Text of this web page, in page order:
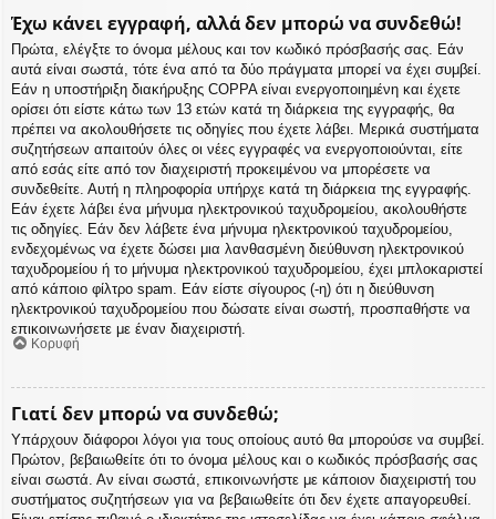
Έχω κάνει εγγραφή, αλλά δεν μπορώ να συνδεθώ!
Πρώτα, ελέγξτε το όνομα μέλους και τον κωδικό πρόσβασής σας. Εάν
αυτά είναι σωστά, τότε ένα από τα δύο πράγματα μπορεί να έχει συμβεί.
Εάν η υποστήριξη διακήρυξης COPPA είναι ενεργοποιημένη και έχετε
ορίσει ότι είστε κάτω των 13 ετών κατά τη διάρκεια της εγγραφής, θα
πρέπει να ακολουθήσετε τις οδηγίες που έχετε λάβει. Μερικά συστήματα
συζητήσεων απαιτούν όλες οι νέες εγγραφές να ενεργοποιούνται, είτε
από εσάς είτε από τον διαχειριστή προκειμένου να μπορέσετε να
συνδεθείτε. Αυτή η πληροφορία υπήρχε κατά τη διάρκεια της εγγραφής.
Εάν έχετε λάβει ένα μήνυμα ηλεκτρονικού ταχυδρομείου, ακολουθήστε
τις οδηγίες. Εάν δεν λάβετε ένα μήνυμα ηλεκτρονικού ταχυδρομείου,
ενδεχομένως να έχετε δώσει μια λανθασμένη διεύθυνση ηλεκτρονικού
ταχυδρομείου ή το μήνυμα ηλεκτρονικού ταχυδρομείου, έχει μπλοκαριστεί
από κάποιο φίλτρο spam. Εάν είστε σίγουρος (-η) ότι η διεύθυνση
ηλεκτρονικού ταχυδρομείου που δώσατε είναι σωστή, προσπαθήστε να
επικοινωνήσετε με έναν διαχειριστή.
Κορυφή
Γιατί δεν μπορώ να συνδεθώ;
Υπάρχουν διάφοροι λόγοι για τους οποίους αυτό θα μπορούσε να συμβεί.
Πρώτον, βεβαιωθείτε ότι το όνομα μέλους και ο κωδικός πρόσβασής σας
είναι σωστά. Αν είναι σωστά, επικοινωνήστε με κάποιον διαχειριστή του
συστήματος συζητήσεων για να βεβαιωθείτε ότι δεν έχετε απαγορευθεί.